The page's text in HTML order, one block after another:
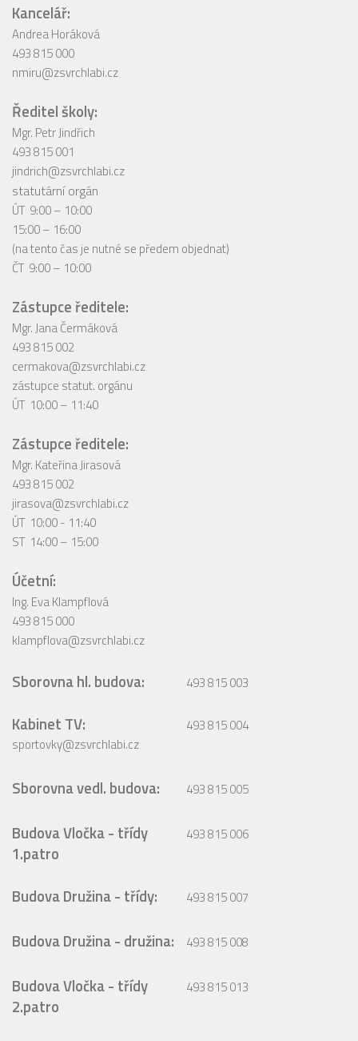
Kancelář:
Andrea Horáková
493 815 000
nmiru@zsvrchlabi.cz
Ředitel školy:
Mgr. Petr Jindřich
493 815 001
jindrich@zsvrchlabi.cz
statutární orgán
ÚT 9:00 – 10:00
15:00 – 16:00
(na tento čas je nutné se předem objednat)
ČT 9:00 – 10:00
Zástupce ředitele:
Mgr. Jana Čermáková
493 815 002
cermakova@zsvrchlabi.cz
zástupce statut. orgánu
ÚT 10:00 – 11:40
Zástupce ředitele:
Mgr. Kateřina Jirasová
493 815 002
jirasova@zsvrchlabi.cz
ÚT 10:00 - 11:40
ST 14:00 – 15:00
Účetní:
Ing. Eva Klampflová
493 815 000
klampflova@zsvrchlabi.cz
Sborovna hl. budova: 493 815 003
Kabinet TV:
sportovky@zsvrchlabi.cz
493 815 004
Sborovna vedl. budova: 493 815 005
Budova Vločka - třídy
1.patro
493 815 006
Budova Družina - třídy: 493 815 007
Budova Družina - družina: 493 815 008
Budova Vločka - třídy
2.patro
493 815 013